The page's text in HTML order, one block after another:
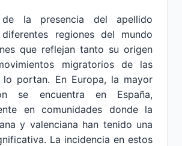
la presencia del apellido
regiones del mundo
que reflejan tanto su origen
migratorios de las
lo portan. En Europa, la mayor
se encuentra en España,
en comunidades donde la
y valenciana han tenido una
La incidencia en estos